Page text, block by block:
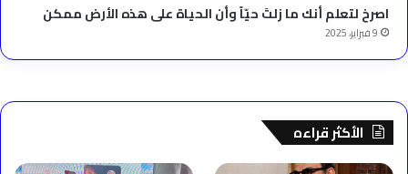
‫اصرخ لتعلم أنك ما زلتَ حيّاً وأن الحياة على هذه الأرض ممكن
9 فبراير، 2025
الأكثر قراءه